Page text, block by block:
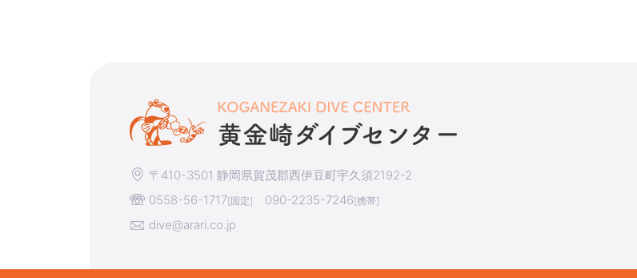
〒410-3501 静岡県賀茂郡西伊豆町宇久須2192-2
0558-56-1717[固定] 090-2235-7246[携帯]
dive@arari.co.jp